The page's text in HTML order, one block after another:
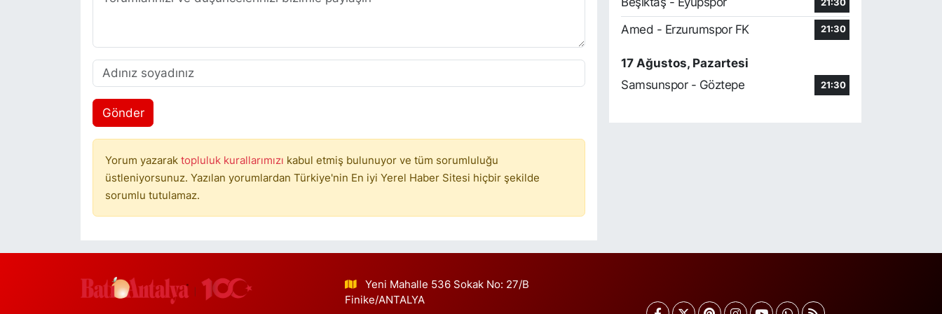
Gönder
Yorum yazarak topluluk kurallarımızı kabul etmiş bulunuyor ve tüm sorumluluğu
üstleniyorsunuz. Yazılan yorumlardan Türkiye'nin En iyi Yerel Haber Sitesi hiçbir şekilde
sorumlu tutulamaz.
Göral Eczanesi
Sultangazi İstanbul
0 (212) 479 34 25
0 (212) 360 18 23 Yol Tarifi Al
Karlıktepe Mahallesi, Soğanlık Caddesi No:34 A
21:30
Amed - Erzurumspor FK 21:30
17 Ağustos, Pazartesi
Samsunspor - Göztepe
21:30
Yeni Mahalle 536 Sokak No: 27/B
Finike/ANTALYA